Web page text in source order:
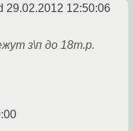
29.02.2012 12:50:06
з\п до 18т.р.